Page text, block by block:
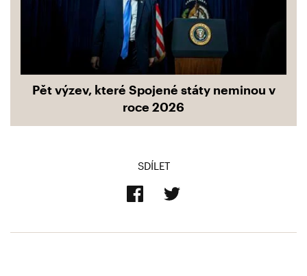
Pět výzev, které Spojené státy neminou v
roce 2026
SDÍLET